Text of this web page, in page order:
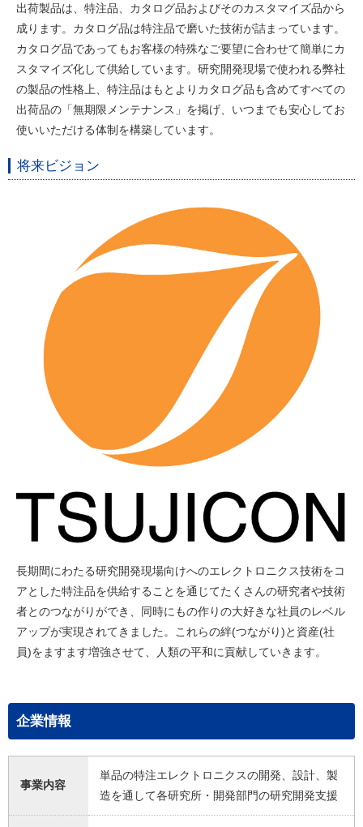
出荷製品は、特注品、カタログ品およびそのカスタマイズ品から
成ります。カタログ品は特注品で磨いた技術が詰まっています。
カタログ品であってもお客様の特殊なご要望に合わせて簡単にカ
スタマイズ化して供給しています。研究開発現場で使われる弊社
の製品の性格上、特注品はもとよりカタログ品も含めてすべての
出荷品の「無期限メンテナンス」を掲げ、いつまでも安心してお
使いいただける体制を構築しています。
将来ビジョン
長期間にわたる研究開発現場向けへのエレクトロニクス技術をコ
アとした特注品を供給することを通じてたくさんの研究者や技術
者とのつながりができ、同時にもの作りの大好きな社員のレベル
アップが実現されてきました。これらの絆(つながり)と資産(社
員)をますます増強させて、人類の平和に貢献していきます。
企業情報
事業内容
単品の特注エレクトロニクスの開発、設計、製
造を通して各研究所・開発部門の研究開発支援